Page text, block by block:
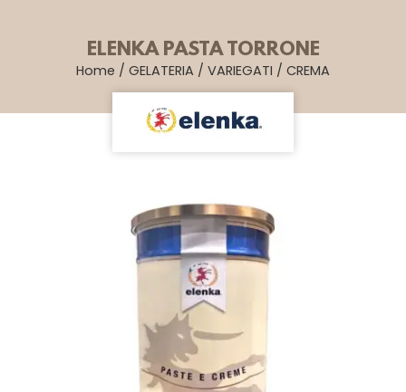
ELENKA PASTA TORRONE
Home / GELATERIA / VARIEGATI / CREMA